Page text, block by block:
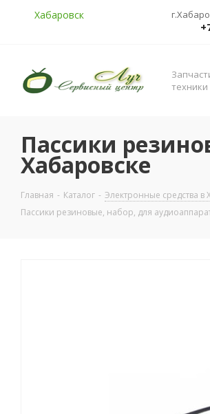
Хабаровск
Пассики
Хабаровске
Главная - Каталог - Электронные средства в
Пассики резиновые, набор, для